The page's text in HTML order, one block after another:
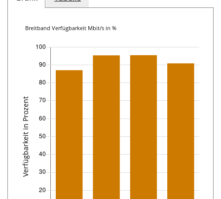
Breitband Verfügbarkeit Mbit/s in %